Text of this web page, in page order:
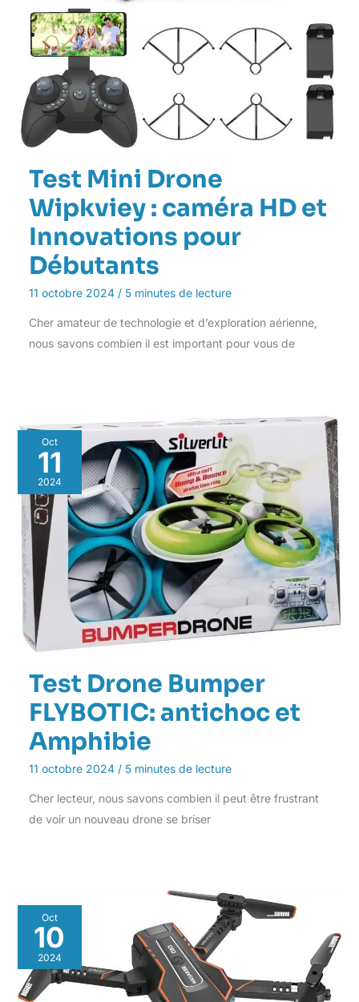
Test Mini Drone
Wipkviey : caméra HD et
Innovations pour
Débutants
11 octobre 2024 / 5 minutes de lecture
Cher amateur de technologie et d’exploration aérienne,
nous savons combien il est important pour vous de
Oct
11
2024
Test Drone Bumper
FLYBOTIC: antichoc et
Amphibie
11 octobre 2024 / 5 minutes de lecture
Cher lecteur, nous savons combien il peut être frustrant
de voir un nouveau drone se briser
Oct
10
2024